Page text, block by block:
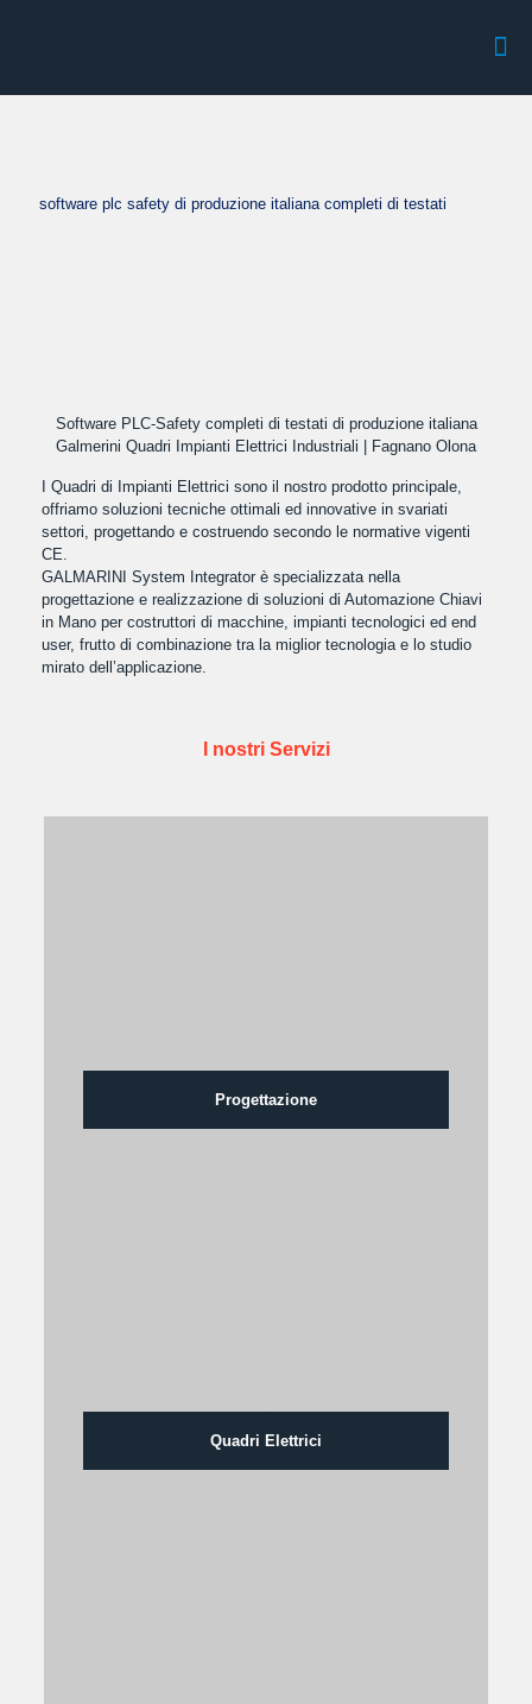
software plc safety di produzione italiana completi di testati
Software PLC-Safety completi di testati di produzione italiana
Galmerini Quadri Impianti Elettrici Industriali | Fagnano Olona
I Quadri di Impianti Elettrici sono il nostro prodotto principale,
offriamo soluzioni tecniche ottimali ed innovative in svariati
settori, progettando e costruendo secondo le normative vigenti
CE.
GALMARINI System Integrator è specializzata nella
progettazione e realizzazione di soluzioni di Automazione Chiavi
in Mano per costruttori di macchine, impianti tecnologici ed end
user, frutto di combinazione tra la miglior tecnologia e lo studio
mirato dell’applicazione.
I nostri Servizi
Progettazione
Quadri Elettrici